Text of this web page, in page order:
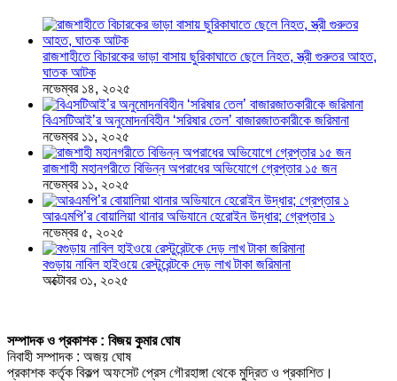
রাজশাহীতে বিচারকের ভাড়া বাসায় ছুরিকাঘাতে ছেলে নিহত, স্ত্রী গুরুতর আহত,
ঘাতক আটক
নভেম্বর ১৪, ২০২৫
বিএসটিআই’র অনুমোদনবিহীন ‘সরিষার তেল’ বাজারজাতকারীকে জরিমানা
নভেম্বর ১১, ২০২৫
রাজশাহী মহানগরীতে বিভিন্ন অপরাধের অভিযোগে গ্রেপ্তার ১৫ জন
নভেম্বর ১১, ২০২৫
আরএমপি’র বোয়ালিয়া থানার অভিযানে হেরোইন উদ্ধার; গ্রেপ্তার ১
নভেম্বর ৫, ২০২৫
বগুড়ায় নাবিল হাইওয়ে রেস্টুরেন্টকে দেড় লাখ টাকা জরিমানা
অক্টোবর ৩১, ২০২৫
সম্পাদক ও প্রকাশক : বিজয় কুমার ঘোষ
নিবাহী সম্পাদক : অজয় ঘোষ
প্রকাশক কর্তৃক বিকল্প অফসেট প্রেস গৌরহাঙ্গা থেকে মুদ্রিত ও প্রকাশিত।